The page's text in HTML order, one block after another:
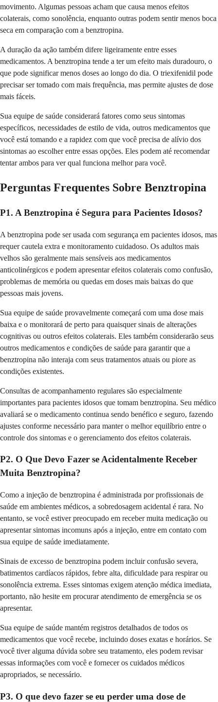
movimento. Algumas pessoas acham que causa menos efeitos
colaterais, como sonolência, enquanto outras podem sentir menos boca
seca em comparação com a benztropina.
A duração da ação também difere ligeiramente entre esses
medicamentos. A benztropina tende a ter um efeito mais duradouro, o
que pode significar menos doses ao longo do dia. O triexifenidil pode
precisar ser tomado com mais frequência, mas permite ajustes de dose
mais fáceis.
Sua equipe de saúde considerará fatores como seus sintomas
específicos, necessidades de estilo de vida, outros medicamentos que
você está tomando e a rapidez com que você precisa de alívio dos
sintomas ao escolher entre essas opções. Eles podem até recomendar
tentar ambos para ver qual funciona melhor para você.
Perguntas Frequentes Sobre Benztropina
P1. A Benztropina é Segura para Pacientes Idosos?
A benztropina pode ser usada com segurança em pacientes idosos, mas
requer cautela extra e monitoramento cuidadoso. Os adultos mais
velhos são geralmente mais sensíveis aos medicamentos
anticolinérgicos e podem apresentar efeitos colaterais como confusão,
problemas de memória ou quedas em doses mais baixas do que
pessoas mais jovens.
Sua equipe de saúde provavelmente começará com uma dose mais
baixa e o monitorará de perto para quaisquer sinais de alterações
cognitivas ou outros efeitos colaterais. Eles também considerarão seus
outros medicamentos e condições de saúde para garantir que a
benztropina não interaja com seus tratamentos atuais ou piore as
condições existentes.
Consultas de acompanhamento regulares são especialmente
importantes para pacientes idosos que tomam benztropina. Seu médico
avaliará se o medicamento continua sendo benéfico e seguro, fazendo
ajustes conforme necessário para manter o melhor equilíbrio entre o
controle dos sintomas e o gerenciamento dos efeitos colaterais.
P2. O Que Devo Fazer se Acidentalmente Receber
Muita Benztropina?
Como a injeção de benztropina é administrada por profissionais de
saúde em ambientes médicos, a sobredosagem acidental é rara. No
entanto, se você estiver preocupado em receber muita medicação ou
apresentar sintomas incomuns após a injeção, entre em contato com
sua equipe de saúde imediatamente.
Sinais de excesso de benztropina podem incluir confusão severa,
batimentos cardíacos rápidos, febre alta, dificuldade para respirar ou
sonolência extrema. Esses sintomas exigem atenção médica imediata,
portanto, não hesite em procurar atendimento de emergência se os
apresentar.
Sua equipe de saúde mantém registros detalhados de todos os
medicamentos que você recebe, incluindo doses exatas e horários. Se
você tiver alguma dúvida sobre seu tratamento, eles podem revisar
essas informações com você e fornecer os cuidados médicos
apropriados, se necessário.
P3. O que devo fazer se eu perder uma dose de